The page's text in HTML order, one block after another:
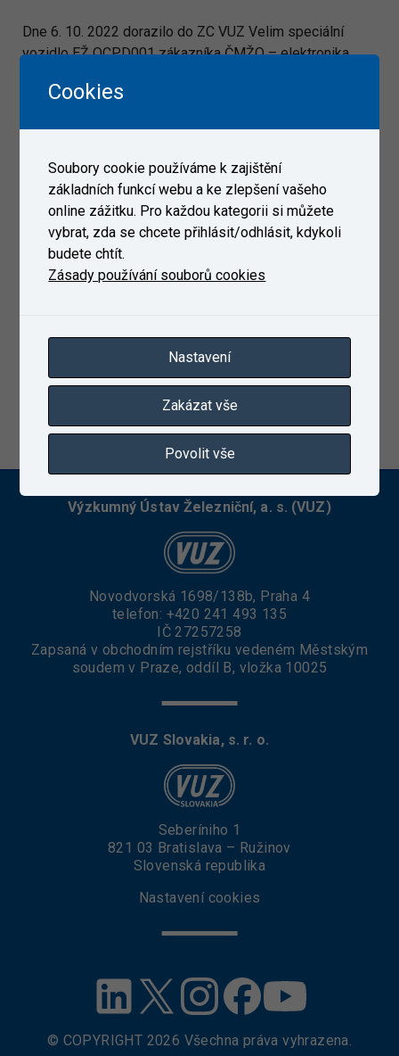
Dne 6. 10. 2022 dorazilo do ZC VUZ Velim speciální
vozidlo EŽ OCPD001 zákazníka ČMŽO – elektronika.
6. 10. 2022
Výzkumný Ústav Železniční, a. s. (VUZ)
Novodvorská 1698/138b, Praha 4
telefon: +420 241 493 135
IČ 27257258
Zapsaná v obchodním rejstříku vedeném Městským
soudem v Praze, oddíl B, vložka 10025
© COPYRIGHT 2026 Všechna práva vyhrazena.
VUZ Slovakia, s. r. o.
Seberíniho 1
821 03 Bratislava – Ružinov
Slovenská republika
Nastavení cookies
Cookies
Soubory cookie používáme k zajištění
základních funkcí webu a ke zlepšení vašeho
online zážitku. Pro každou kategorii si můžete
vybrat, zda se chcete přihlásit/odhlásit, kdykoli
budete chtít.
Zásady používání souborů cookies
Nastavení
Zakázat vše
Povolit vše